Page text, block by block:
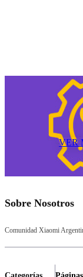
VER
Sobre Nosotros
Comunidad Xiaomi